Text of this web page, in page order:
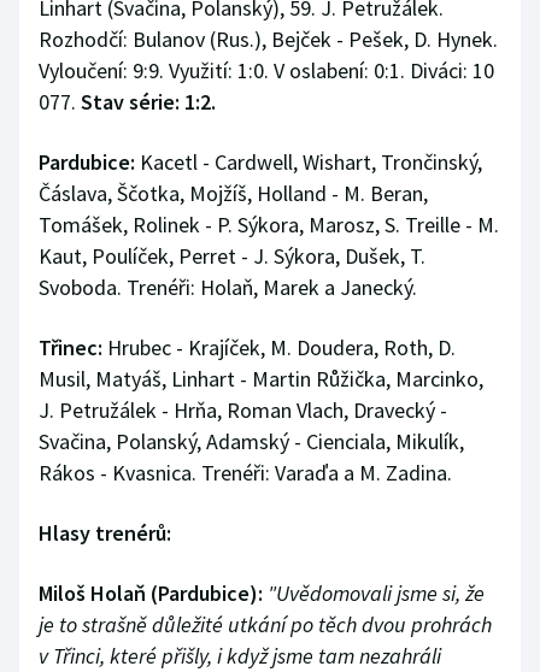
Linhart (Svačina, Polanský), 59. J. Petružálek.
Rozhodčí: Bulanov (Rus.), Bejček - Pešek, D. Hynek.
Vyloučení: 9:9. Využití: 1:0. V oslabení: 0:1. Diváci: 10
077. Stav série: 1:2.
Pardubice: Kacetl - Cardwell, Wishart, Trončinský,
Čáslava, Ščotka, Mojžíš, Holland - M. Beran,
Tomášek, Rolinek - P. Sýkora, Marosz, S. Treille - M.
Kaut, Poulíček, Perret - J. Sýkora, Dušek, T.
Svoboda. Trenéři: Holaň, Marek a Janecký.
Třinec: Hrubec - Krajíček, M. Doudera, Roth, D.
Musil, Matyáš, Linhart - Martin Růžička, Marcinko,
J. Petružálek - Hrňa, Roman Vlach, Dravecký -
Svačina, Polanský, Adamský - Cienciala, Mikulík,
Rákos - Kvasnica. Trenéři: Varaďa a M. Zadina.
Hlasy trenérů:
Miloš Holaň (Pardubice): "Uvědomovali jsme si, že
je to strašně důležité utkání po těch dvou prohrách
v Třinci, které přišly, i když jsme tam nezahráli